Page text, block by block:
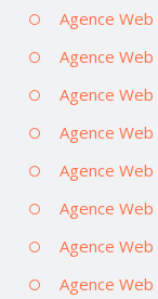
Agence Web
Agence Web
Agence Web
Agence
Agence
Agence
Agence
Agence